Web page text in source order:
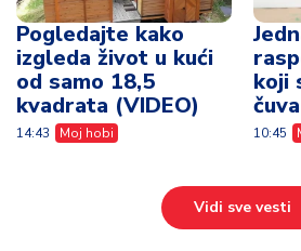
Pogledajte kako
izgleda život u kući
od samo 18,5
kvadrata (VIDEO)
14:43 Moj hobi
koji
10:45
Vidi sve vesti